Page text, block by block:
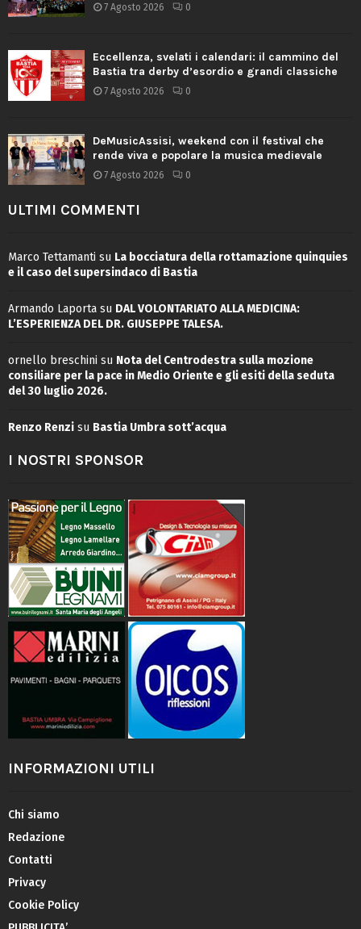
7 Agosto 2026 0
Eccellenza, svelati i calendari: il cammino del
Bastia tra derby d’esordio e grandi classiche
7 Agosto 2026 0
DeMusicAssisi, weekend con il festival che
rende viva e popolare la musica medievale
7 Agosto 2026 0
ULTIMI COMMENTI
Marco Tettamanti su La bocciatura della rottamazione quinquies
e il caso del supersindaco di Bastia
Armando Laporta su DAL VOLONTARIATO ALLA MEDICINA:
L’ESPERIENZA DEL DR. GIUSEPPE TALESA.
ornello breschini su Nota del Centrodestra sulla mozione
consiliare per la pace in Medio Oriente e gli esiti della seduta
del 30 luglio 2026.
Renzo Renzi su Bastia Umbra sott’acqua
I NOSTRI SPONSOR
INFORMAZIONI UTILI
Chi siamo
Redazione
Contatti
Privacy
Cookie Policy